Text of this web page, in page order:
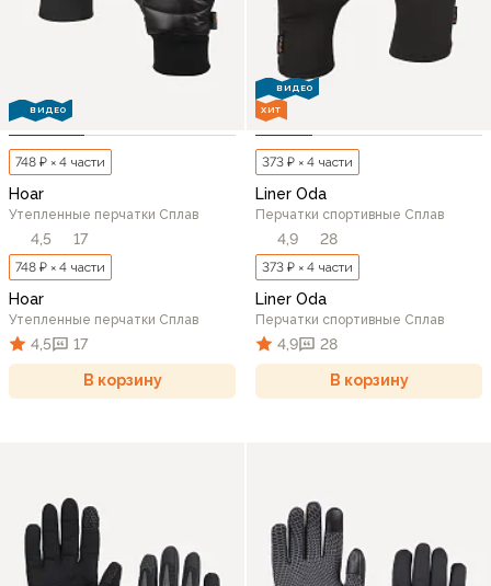
ВИДЕО
748 ₽ × 4 части
Hoar
Утепленные перчатки Сплав
4,5 17
748 ₽ × 4 части
Hoar
Утепленные перчатки Сплав
4,5 17
В корзину
ВИДЕО
ХИТ
373 ₽ × 4 части
Liner Oda
Перчатки спортивные Сплав
4,9 28
373 ₽ × 4 части
Liner Oda
Перчатки спортивные Сплав
4,9 28
В корзину